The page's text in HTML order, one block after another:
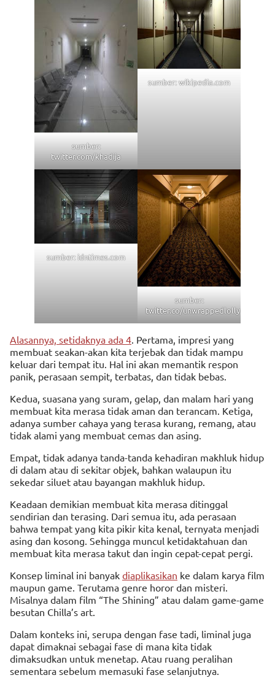
sumber:
twitter.com/khadija
sumber: wikipedia.com
sumber: idntimes.com
sumber:
twitter.co/unwrappedlolly
Alasannya, setidaknya ada 4. Pertama, impresi yang
membuat seakan-akan kita terjebak dan tidak mampu
keluar dari tempat itu. Hal ini akan memantik respon
panik, perasaan sempit, terbatas, dan tidak bebas.
Kedua, suasana yang suram, gelap, dan malam hari yang
membuat kita merasa tidak aman dan terancam. Ketiga,
adanya sumber cahaya yang terasa kurang, remang, atau
tidak alami yang membuat cemas dan asing.
Empat, tidak adanya tanda-tanda kehadiran makhluk hidup
di dalam atau di sekitar objek, bahkan walaupun itu
sekedar siluet atau bayangan makhluk hidup.
Keadaan demikian membuat kita merasa ditinggal
sendirian dan terasing. Dari semua itu, ada perasaan
bahwa tempat yang kita pikir kita kenal, ternyata menjadi
asing dan kosong. Sehingga muncul ketidaktahuan dan
membuat kita merasa takut dan ingin cepat-cepat pergi.
Konsep liminal ini banyak diaplikasikan ke dalam karya film
maupun game. Terutama genre horor dan misteri.
Misalnya dalam film “The Shining” atau dalam game-game
besutan Chilla’s art.
Dalam konteks ini, serupa dengan fase tadi, liminal juga
dapat dimaknai sebagai fase di mana kita tidak
dimaksudkan untuk menetap. Atau ruang peralihan
sementara sebelum memasuki fase selanjutnya.